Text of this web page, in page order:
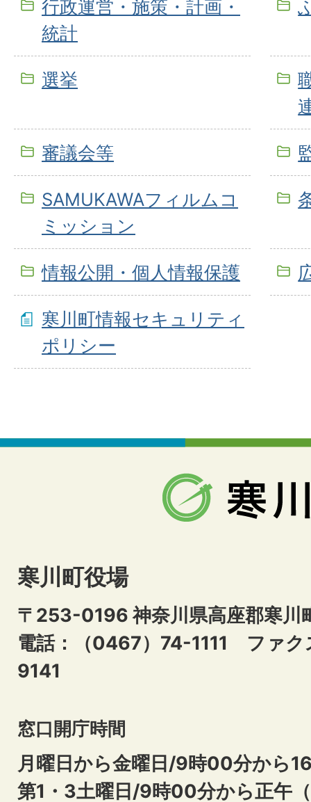
行政運営・施策・計画・
統計
選挙
審議会等
SAMUKAWAフィルムコ
ミッション
情報公開・個人情報保護
寒川町情報セキュリティ
ポリシー
寒川町役場
〒253-0196 神奈川県高座郡寒川
電話：（0467）74-1111 ファ
9141
窓口開庁時間
月曜日から金曜日/9時00分から
第1・3土曜日/9時00分から正午